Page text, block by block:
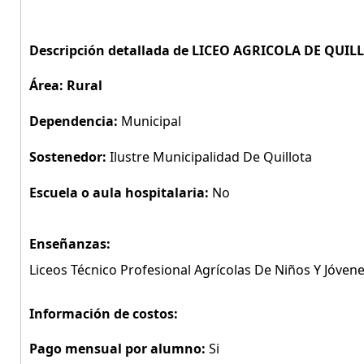
Descripción detallada de LICEO AGRICOLA DE
Área: Rural
Dependencia: Municipal
Sostenedor: Ilustre Municipalidad De Quillota
Escuela o aula hospitalaria: No
Enseñanzas:
Liceos Técnico Profesional Agrícolas De Niños Y
Información de costos:
Pago mensual por alumno: Si